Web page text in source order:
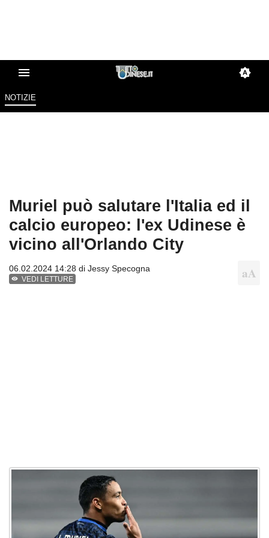
NOTIZIE
Muriel può salutare l'Italia ed il
calcio europeo: l'ex Udinese è
vicino all'Orlando City
06.02.2024 14:28 di Jessy Specogna
VEDI LETTURE